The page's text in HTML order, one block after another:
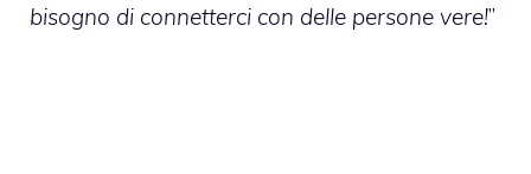
bisogno di connetterci con delle persone vere!”